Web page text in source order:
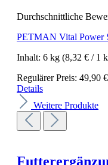
Durchschnittliche
PETMAN Vital Power
Inhalt: 6 kg (8,32 € / 1
Regulärer Preis: 49,90 €
Details
Weitere Produkte